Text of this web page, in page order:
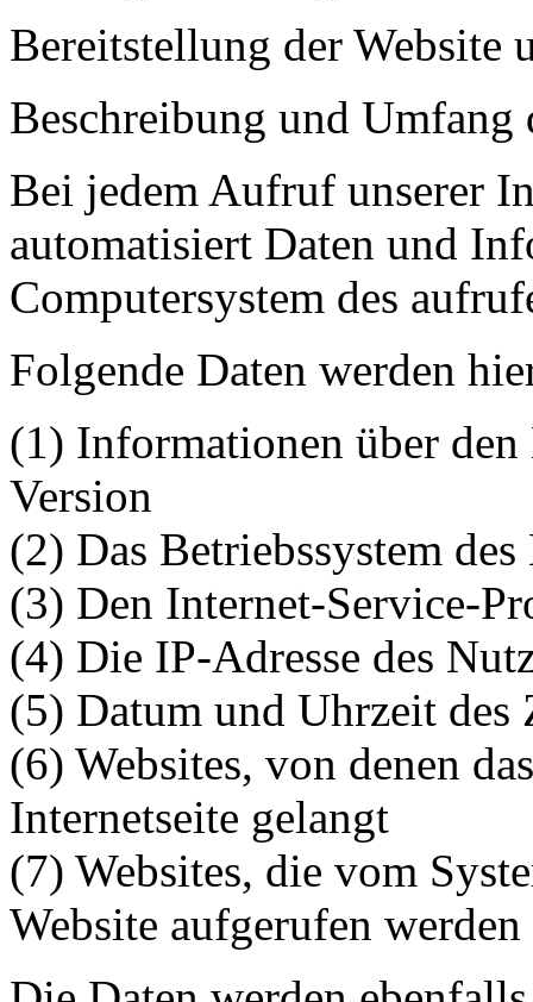
Bereitstellung der
Beschreibung und Umfang
Bei jedem Aufruf unserer
automatisiert Daten und
Computersystem des
Folgende Daten werden
(1) Informationen über
Version
(2) Das Betriebssystem des
(3) Den Internet-Service-
(4) Die IP-Adresse des
(5) Datum und Uhrzeit des
(6) Websites, von denen
Internetseite gelangt
(7) Websites, die vom
Website aufgerufen werden